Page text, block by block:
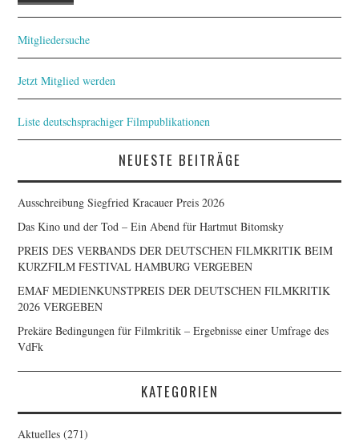
Mitgliedersuche
Jetzt Mitglied werden
Liste deutschsprachiger Filmpublikationen
NEUESTE BEITRÄGE
Ausschreibung Siegfried Kracauer Preis 2026
Das Kino und der Tod – Ein Abend für Hartmut Bitomsky
PREIS DES VERBANDS DER DEUTSCHEN FILMKRITIK BEIM
KURZFILM FESTIVAL HAMBURG VERGEBEN
EMAF MEDIENKUNSTPREIS DER DEUTSCHEN FILMKRITIK
2026 VERGEBEN
Prekäre Bedingungen für Filmkritik – Ergebnisse einer Umfrage des
VdFk
KATEGORIEN
Aktuelles (271)